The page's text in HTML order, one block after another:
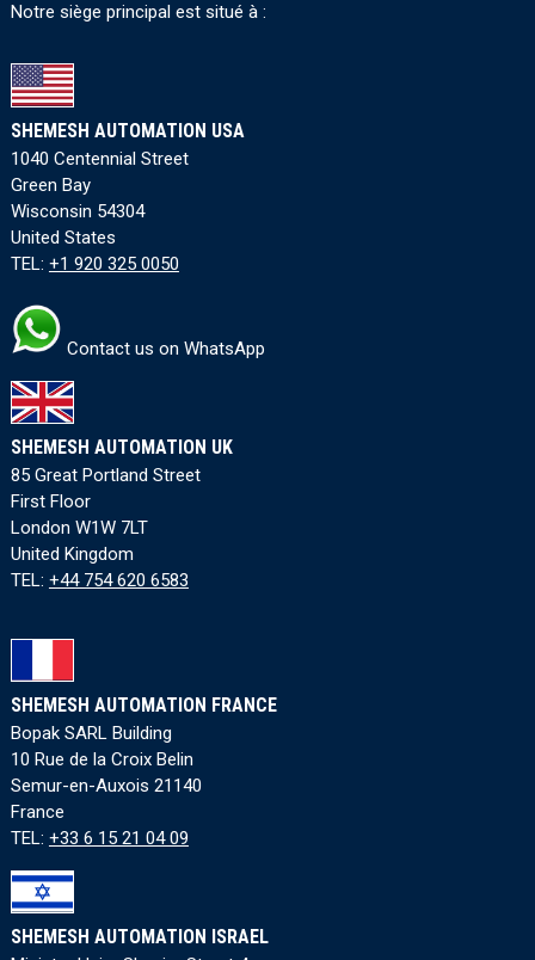
Notre siège principal est situé à :
SHEMESH AUTOMATION USA
1040 Centennial Street
Green Bay
Wisconsin 54304
United States
TEL: +1 920 325 0050
Contact us on WhatsApp
SHEMESH AUTOMATION UK
85 Great Portland Street
First Floor
London W1W 7LT
United Kingdom
TEL: +44 754 620 6583
SHEMESH AUTOMATION FRANCE
Bopak SARL Building
10 Rue de la Croix Belin
Semur-en-Auxois 21140
France
TEL: +33 6 15 21 04 09
SHEMESH AUTOMATION ISRAEL